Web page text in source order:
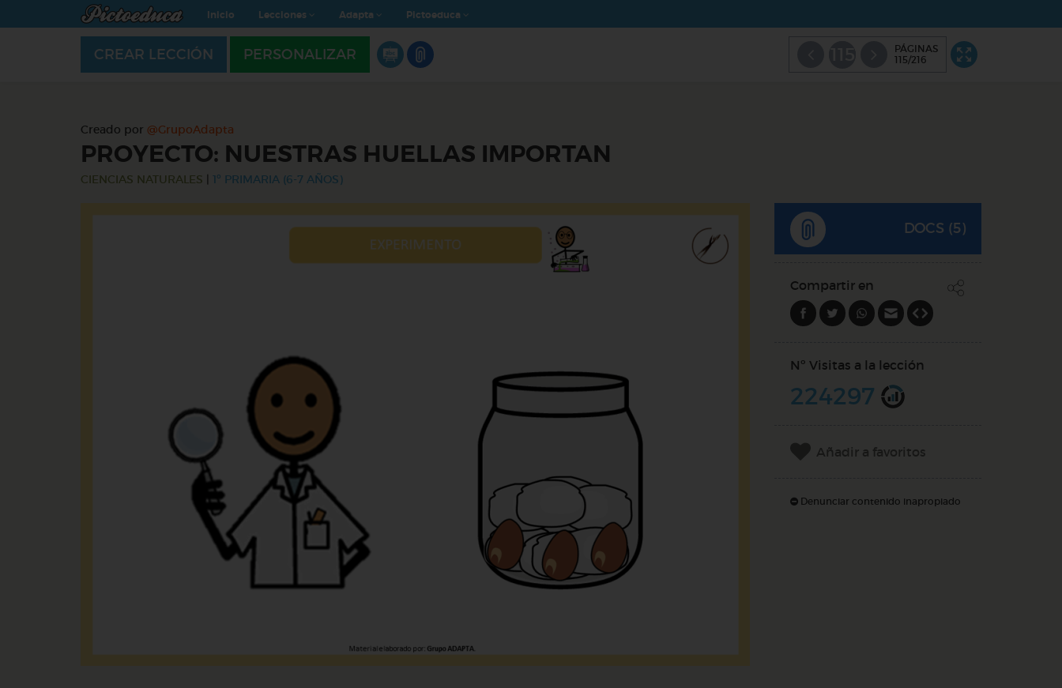
Inicio Lecciones Adapta Pictoeduca
CREAR LECCIÓN PERSONALIZAR
PÁGINAS
115/216
Creado por @GrupoAdapta
PROYECTO: NUESTRAS HUELLAS IMPORTAN
CIENCIAS NATURALES 1º PRIMARIA (6-7 AÑOS)
DOCS (5)
Compartir en
Nº Visitas a la lección
224297
Añadir a favoritos
Denunciar contenido inapropiado